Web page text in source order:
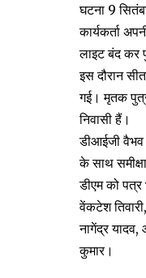
घटना 9
कार्यकर्ता
लाइट बंद कर
इस दौरान
गई। मृतक
निवासी हैं।
डीआईजी वैभव
के साथ
डीएम को पत्र
वेंकटेश
नागेंद्र
कुमार।